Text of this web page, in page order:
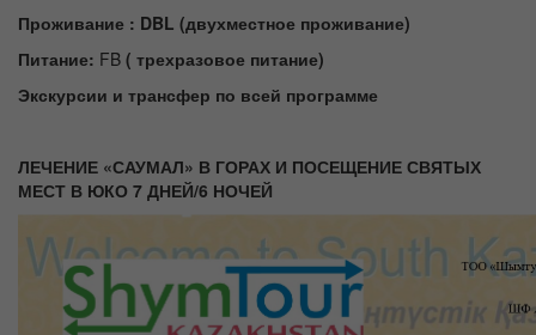
Проживание : DBL (двухместное проживание)
Питание: FB ( трехразовое питание)
Экскурсии и трансфер по всей программе
ЛЕЧЕНИЕ «САУМАЛ» В ГОРАХ И ПОСЕЩЕНИЕ СВЯТЫХ
МЕСТ В ЮКО 7 ДНЕЙ/6 НОЧЕЙ